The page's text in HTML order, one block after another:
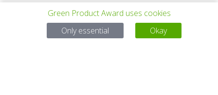
PREV PROJECT ALL PROJECTS NEXT PROJECT
Green Product Award uses cookies
Only essential
Okay